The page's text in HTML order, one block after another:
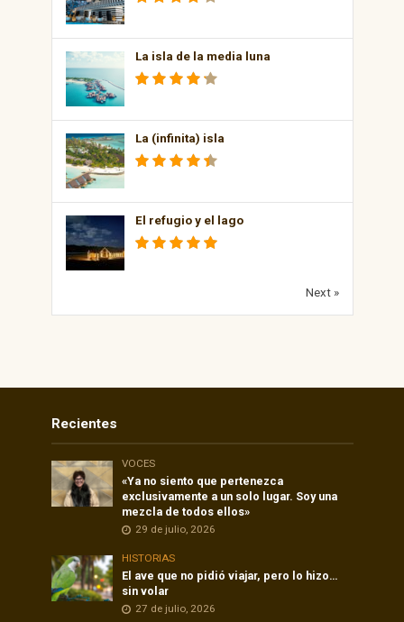
La isla de la media luna
La (infinita) isla
El refugio y el lago
Next »
Recientes
VOCES
«Ya no siento que pertenezca
exclusivamente a un solo lugar. Soy una
mezcla de todos ellos»
29 de julio, 2026
HISTORIAS
El ave que no pidió viajar, pero lo hizo…
sin volar
27 de julio, 2026